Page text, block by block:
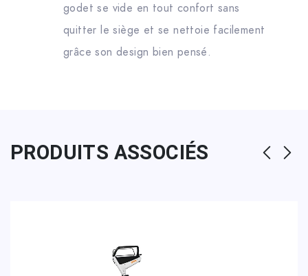
godet se vide en tout confort sans
quitter le siège et se nettoie facilement
grâce son design bien pensé.
PRODUITS ASSOCIÉS